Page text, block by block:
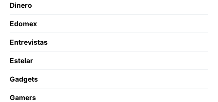
Dinero
Edomex
Entrevistas
Estelar
Gadgets
Gamers